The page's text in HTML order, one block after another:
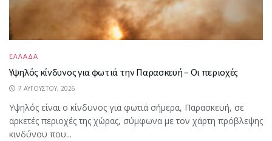
ΕΛΛΑΔΑ
Υψηλός κίνδυνος για φωτιά την Παρασκευή – Οι περιοχές
7 ΑΥΓΟΎΣΤΟΥ, 2026
Υψηλός είναι ο κίνδυνος για φωτιά σήμερα, Παρασκευή, σε
αρκετές περιοχές της χώρας, σύμφωνα με τον χάρτη πρόβλεψης
κινδύνου που...